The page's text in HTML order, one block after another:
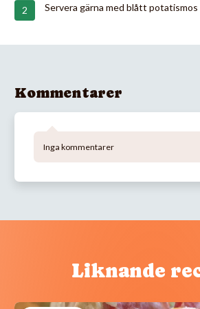
Servera gärna med blått potatismos
Kommentarer
Inga kommentarer
Liknande